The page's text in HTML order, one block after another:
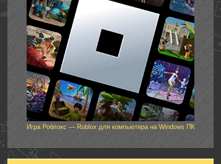
Игра Роблокс — Roblox для компьютера на Windows ПК